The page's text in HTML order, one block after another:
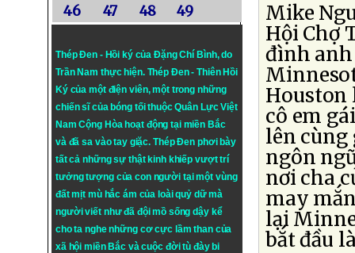
46
47 48 49
Thép Đen - Hồi ký của Đặng Chí Bình, do
Trần Nam thực hiện. Thép Đen- Thiên Hồi
Ký của một điện viên, một trong những
chiến sĩ của bóng tối thuộc Quân Lực Việt
Nam Cộng Hòa hoạt động tại miền Bắc
và đã sa vào tay giặc. Thép Đen phơi bày
tất cả những sự thật kinh khiếp vượt trí
tưởng tượng của con người tại một vùng
đất mịt mù hắc ám của loài quỷ dữ mà
người viết như đã đội mồ sống dậy kể
cho ta nghe những cơ cực lầm than của
xã hội miền Bắc và cuộc đời tù đày bi
Mike
Hội Chợ
đình anh
Houston
cô em
lên cùng
ngôn
nơi cha
may
lại
bắt đầu